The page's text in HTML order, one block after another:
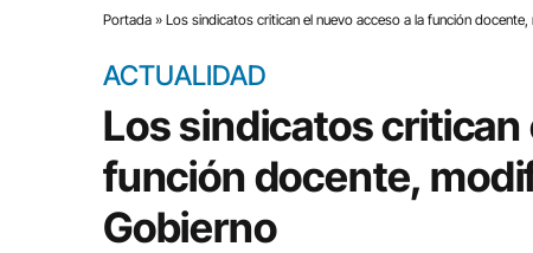
Portada » Los sindicatos critican el nuevo acceso a la función
ACTUALIDAD
Los sindicatos critican
función docente,
Gobierno